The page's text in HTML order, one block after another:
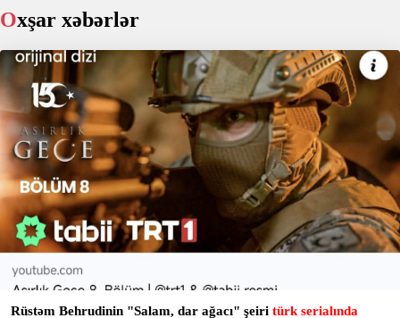
Oxşar xəbərlər
Rüstəm Behrudinin "Salam, dar ağacı" şeiri türk serialında